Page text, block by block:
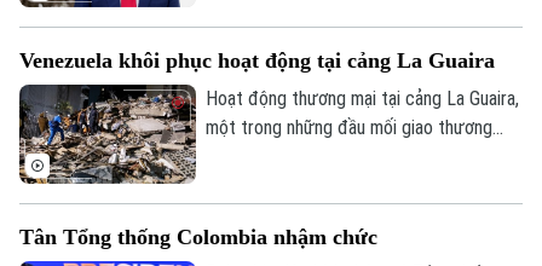
phụ thuộc vào chuỗi cung ứng từ Trung
Quốc.
Venezuela khôi phục hoạt động tại cảng La Guaira
Hoạt động thương mại tại cảng La Guaira,
một trong những đầu mối giao thương
Đào Nha đã được ghi nhận đang dỡ hàng
Tân Tổng thống Colombia nhậm chức